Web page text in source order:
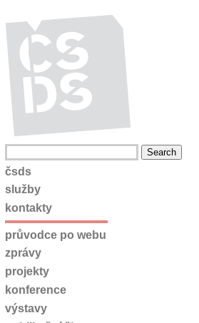
čsds
služby
kontakty
průvodce po webu
zprávy
projekty
konference
výstavy